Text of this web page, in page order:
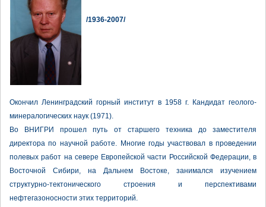
/1936-2007/
Окончил Ленинградский горный институт в 1958 г. Кандидат геолого-
минералогических наук (1971).
Во ВНИГРИ прошел путь от старшего техника до заместителя
директора по научной работе. Многие годы участвовал в проведении
полевых работ на севере Европейской части Российской Федерации, в
Восточной Сибири, на Дальнем Востоке, занимался изучением
структурно-тектонического строения и перспективами
нефтегазоносности этих территорий.